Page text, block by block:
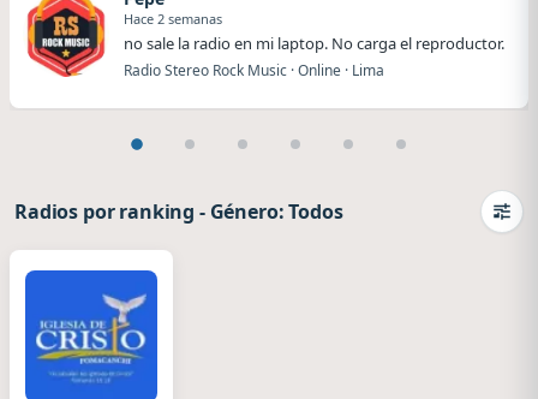
Hace 2 semanas
no sale la radio en mi laptop. No carga el reproductor.
Radio Stereo Rock Music · Online · Lima
Radios por ranking - Género: Todos